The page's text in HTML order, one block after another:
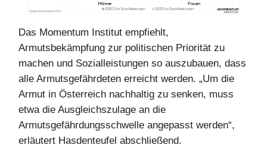
Das Momentum Institut empfiehlt,
Armutsbekämpfung zur politischen Priorität zu
machen und Sozialleistungen so auszubauen, dass
alle Armutsgefährdeten erreicht werden. „Um die
Armut in Österreich nachhaltig zu senken, muss
etwa die Ausgleichszulage an die
Armutsgefährdungsschwelle angepasst werden“,
erläutert Hasdenteufel abschließend.